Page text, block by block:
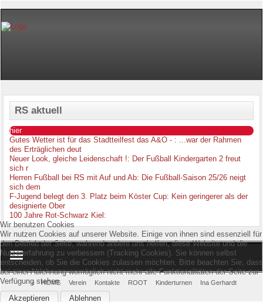
RS aktuell
hier
Gutes Wetter ist für das Stadtteilfest das A&O - : ...war der Rahmen
des Erträglichen deut
Neuer Look, gleiche Leidenschaft !: Der Fußball Kindergarten 2 freut
sich r
Herren Fußball bei RS mit Auf und Ab: Die Fußball-Saison 25/26 neigt
sich dem
F-Jugend belegt den 3. Platz beim Köster Cup: Kein geringerer als der
designierte Ober
100 Jahre Rot-Schwarz Kiel :
Home
HOME Verein Kontakte ROOT Kinderturnen Ina Gerhardt
Wir benutzen Cookies
Wir nutzen Cookies auf unserer Website. Einige von ihnen sind essenziell für
den Betrieb der Seite, während andere uns helfen, diese Website und die
Nutzererfahrung zu verbessern (Tracking Cookies). Sie können selbst
entscheiden, ob Sie die Cookies zulassen möchten. Bitte beachten Sie, dass
bei einer Ablehnung womöglich nicht mehr alle Funktionalitäten der Seite zur
Verfügung stehen.
Akzeptieren
Ablehnen